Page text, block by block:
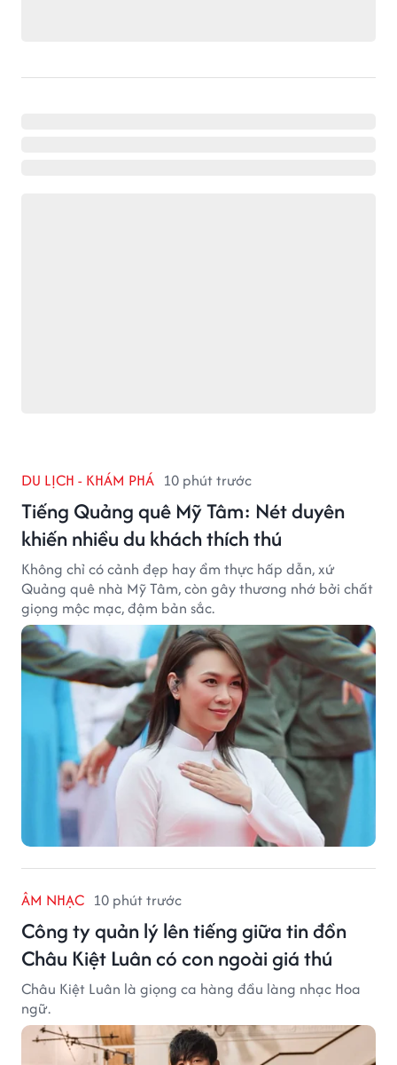
DU LỊCH - KHÁM PHÁ 10 phút trước
Tiếng Quảng quê Mỹ Tâm: Nét duyên
khiến nhiều du khách thích thú
Không chỉ có cảnh đẹp hay ẩm thực hấp dẫn, xứ
Quảng quê nhà Mỹ Tâm, còn gây thương nhớ bởi chất
giọng mộc mạc, đậm bản sắc.
ÂM NHẠC 10 phút trước
Công ty quản lý lên tiếng giữa tin đồn
Châu Kiệt Luân có con ngoài giá thú
Châu Kiệt Luân là giọng ca hàng đầu làng nhạc Hoa
ngữ.